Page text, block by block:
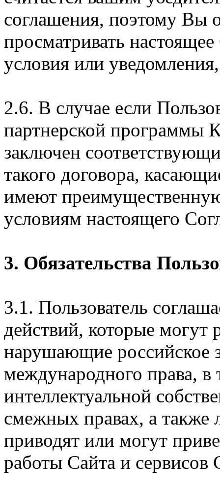
соглашения, поэтому Вы
просматривать
условия или
2.6. В случае если
партнерской программы
заключен
такого договора,
имеют
условиям настоящего
3. Обязательства
3.1. Пользователь
действий, которые могут
нарушающие российское
международного права, в
интеллектуальной
смежных правах, а также
приводят или могут
работы Сайта и сервисов